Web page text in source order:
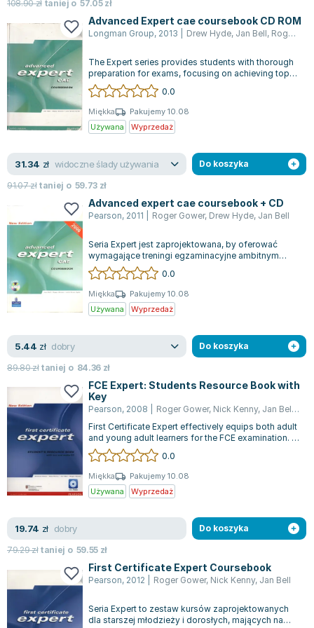
Książki o naukach politycznych dla studentów
Książki do nauk przyrodniczych dla studentów
Książki do nauk społecznych dla studentów
Książki do nauk ścisłych dla studentów
Prawo - książki dla studentów
Technologia żywności - książki
Zarządzanie i marketing - książki
Podręczniki dla nauczycieli - metodyka
Repetytoria, testy i materiały pomocnicze
Bolesław Prus
Clive Cussler
Wanda Chotomska
Józef Ignacy Kraszewski
Clive Staples Lewis
Martyna Wojciechowska
Melissa De la Cruz
Jaś Kapela
Agatha Christie
Witold Gadowski
Jan Pietrzak
Marcin Kowalczyk
Piotr Zychowicz
Joanna Jabłczyńska
Piotr Kościelny
Jan Piński
Agata Passent
Michel Moran
Maciej Orłoś
Jo Nesbo
Katarzyna Miller
Antoine de Saint Exupery
Lew Tołstoj
Mark Twain
Marcin Meller
ks. Piotr Pawlukiewicz
Jarosław Sokołowski
Piotr Latocha
Michael Scott
Piotr Semka
Jarosław Iwaszkiewicz
108.90zł taniej o57.05zł
Advanced Expert cae coursebook CD ROM
Longman Group, 2013 Drew Hyde, Jan Bell, Roger Gower
The Expert series provides students with thorough
preparation for exams, focusing on achieving top
results while also boosting the...
0.0
Miękka
Pakujemy 10.08
Używana
Wyprzedaż
31.34 zł widoczne ślady używania
91.07złtaniej o 59.73 zł
Do koszyka
Advanced expert cae coursebook + CD
Pearson, 2011 Roger Gower, Drew Hyde, Jan Bell
Seria Expert jest zaprojektowana, by oferować
wymagające treningi egzaminacyjne ambitnym
uczniom, rozwijając jednocześnie umiejętn...
0.0
Miękka
Pakujemy 10.08
Używana
Wyprzedaż
5.44 zł dobry
89.80złtaniej o 84.36 zł
Do koszyka
FCE Expert: Students Resource Book with
Key
Pearson, 2008 Roger Gower, Nick Kenny, Jan Bell ,
First Certificate Expert effectively equips both adult
and young adult learners for the FCE examination. It
aids in enhancing thei...
0.0
Miękka
Pakujemy 10.08
Używana
Wyprzedaż
19.74 zł dobry
79.29złtaniej o 59.55 zł
Do koszyka
First Certificate Expert Coursebook
Pearson, 2012 Roger Gower, Nick Kenny, Jan Bell
Seria Expert to zestaw kursów zaprojektowanych
dla starszej młodzieży i dorosłych, mających na